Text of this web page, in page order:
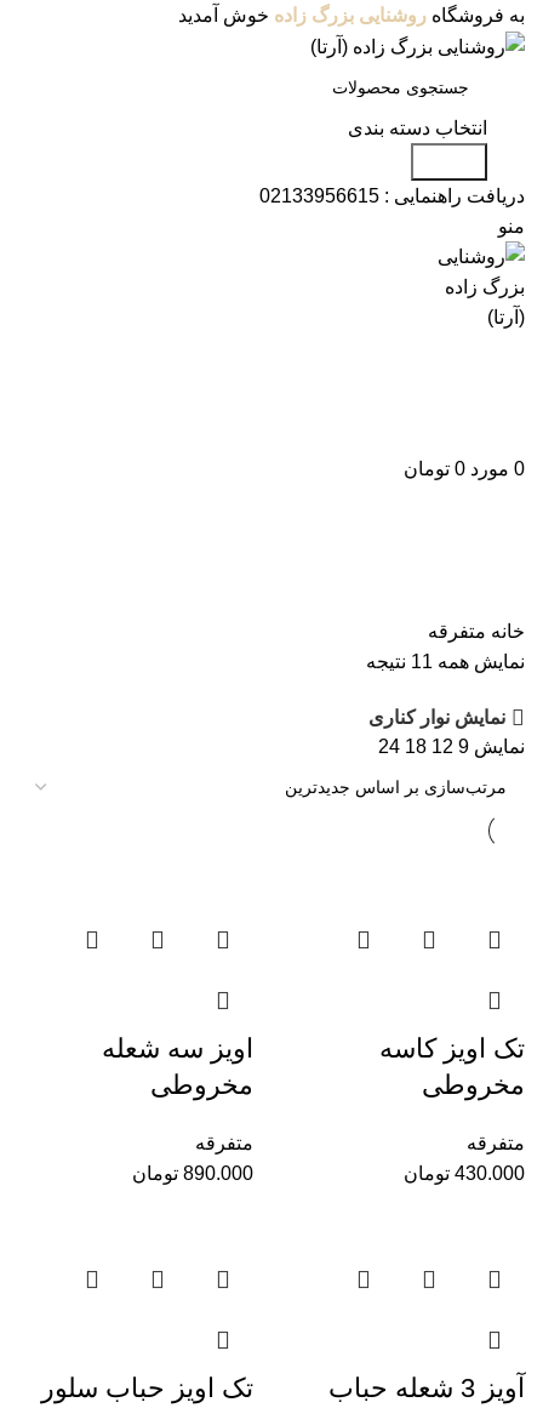
به فروشگاه روشنایی بزرگ زاده خوش آمدید
انتخاب دسته بندی
دریافت راهنمایی : 02133956615
منو
0 مورد 0 تومان
خانه متفرقه
نمایش همه 11 نتیجه
نمایش نوار کناری
نمایش 9
12
18
24
تک اویز کاسه
مخروطی
متفرقه
430.000 تومان
اویز سه شعله
مخروطی
متفرقه
890.000 تومان
آویز 3 شعله حباب
تک اویز حباب سلور